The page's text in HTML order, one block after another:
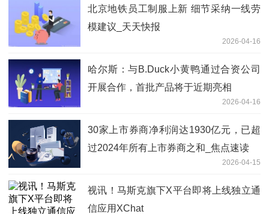
北京地铁员工制服上新 细节采纳一线劳
模建议_天天快报
2026-04-16
哈尔斯：与B.Duck小黄鸭通过合资公司
开展合作，首批产品将于近期亮相
2026-04-16
30家上市券商净利润达1930亿元，已超
过2024年所有上市券商之和_焦点速读
2026-04-15
视讯！马斯克旗下X平台即将上线独立通
信应用XChat